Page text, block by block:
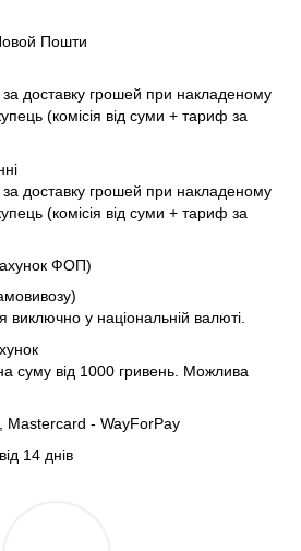
Пошти
за доставку грошей при накладеному
(комісія від суми + тариф за
за доставку грошей при накладеному
(комісія від суми + тариф за
ФОП)
виключно у національній валюті.
суму від 1000 гривень. Можлива
Mastercard - WayForPay
14 днів